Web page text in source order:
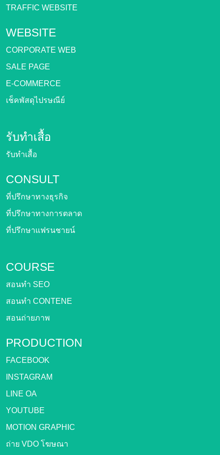
TRAFFIC WEBSITE
WEBSITE
CORPORATE WEB
SALE PAGE
E-COMMERCE
เช็คพัสดุไปรษณีย์
รับทำเสื้อ
รับทำเสื้อ
CONSULT
ที่ปรึกษาทางธุรกิจ
ที่ปรึกษาทางการตลาด
ที่ปรึกษาแฟรนชายน์
COURSE
สอนทำ SEO
สอนทำ CONTENE
สอนถ่ายภาพ
PRODUCTION
FACEBOOK
INSTAGRAM
LINE OA
YOUTUBE
MOTION GRAPHIC
ถ่าย VDO โฆษณา